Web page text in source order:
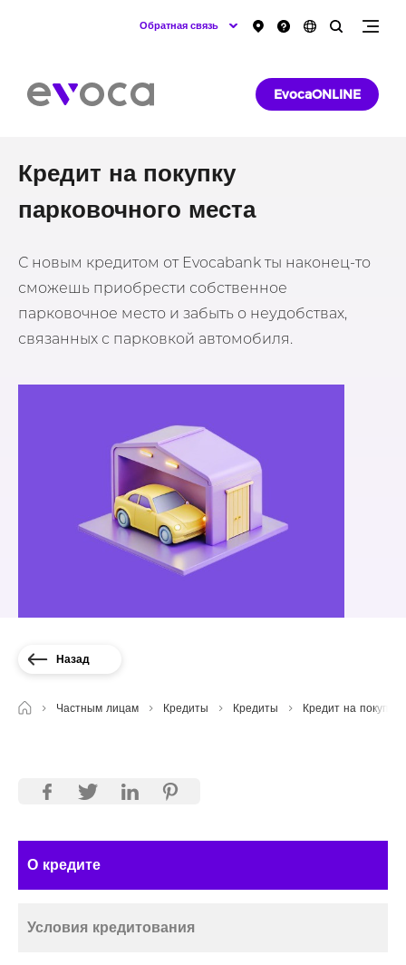
Обратная связь
EvocaONLINE
Кредит на покупку
парковочного места
С новым кредитом от Evocabank ты наконец-то
сможешь приобрести собственное
парковочное место и забыть о неудобствах,
связанных с парковкой автомобиля.
Назад
Частным лицам Кредиты Кредиты Кредит на покупку
О кредите
Условия кредитования